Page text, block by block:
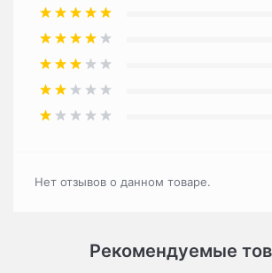
Нет отзывов о данном товаре.
Рекомендуемые